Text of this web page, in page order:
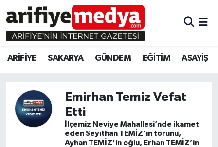
ARİFİYE SAKARYA GÜNDEM EĞİTİM ASAYİŞ
Emirhan Temiz Vefat
Etti
İlçemiz Neviye Mahallesi’nde ikamet
eden Seyithan TEMİZ’in torunu,
Ayhan TEMİZ’in oğlu, Erhan TEMİZ’in
ARİFİYE
SAKARYA
EĞİTİM
ARİFİYE
GÜNDEM
EKONOMİ
Sakarya Hava Durumu
Sakarya Namaz Vakitleri
Süper Lig Puan Durumu ve Fikstür
Tüm Manşetler